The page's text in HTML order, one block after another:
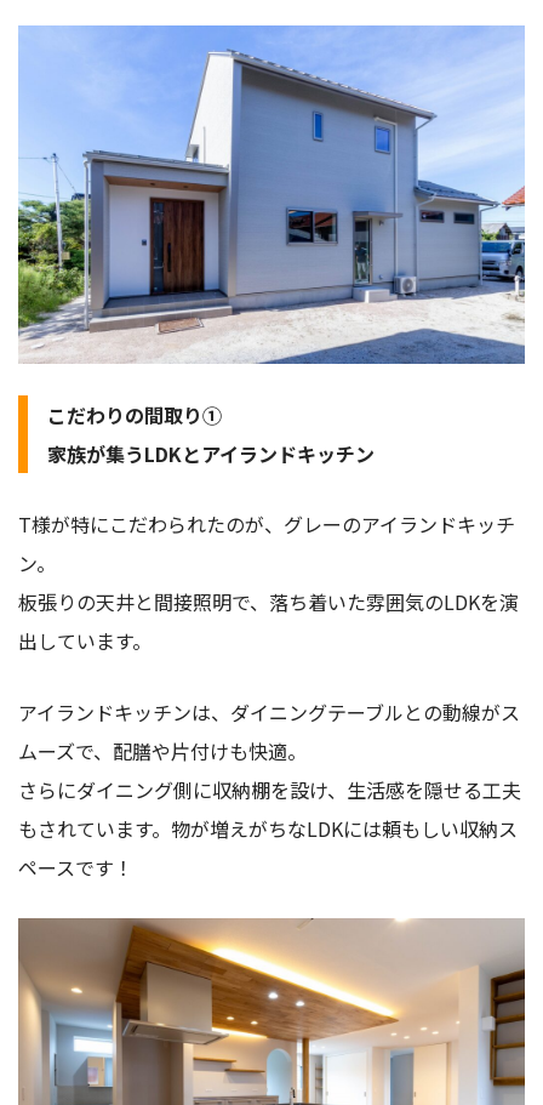
こだわりの間取り①
家族が集うLDKとアイランドキッチン
T様が特にこだわられたのが、グレーのアイランドキッチ
ン。
板張りの天井と間接照明で、落ち着いた雰囲気のLDKを演
出しています。
アイランドキッチンは、ダイニングテーブルとの動線がス
ムーズで、配膳や片付けも快適。
さらにダイニング側に収納棚を設け、生活感を隠せる工夫
もされています。物が増えがちなLDKには頼もしい収納ス
ペースです！